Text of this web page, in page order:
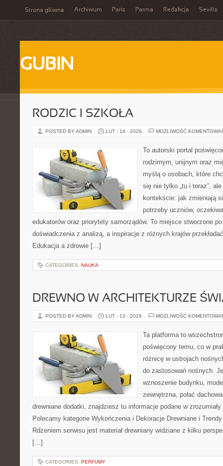
Strona główna Archiwum Paris Parma Redakcja Sevilla
GUBIN
RODZIC I SZKOŁA
POSTED BY ADMIN LUT - 14 - 2026 MOŻLIWOŚĆ
To autorski portal
rodzimym, unijnym oraz
myślą o osobach, które
się nie tylko „tu i teraz”,
kontekście: jak zmieniają
potrzeby uczniów,
edukatorów oraz priorytety samorządów. To miejsce stworzone
doświadczenia z analizą, a inspiracje z różnych krajów
Edukacja a zdrowie […]
CATEGORIES: NAUKA
DREWNO W ARCHITEKTURZE
POSTED BY ADMIN LUT - 13 - 2026 MOŻLIWOŚĆ
Ta platforma to
poświęcony temu, co w
różnicę w ustrojach
do zastosowań nośnych.
wznoszenie budynku,
zewnętrzna, połać
drewniane dodatki, znajdziesz tu informacje podane w
Polecamy kategorie Wykończenia i Dekoracje Drewniane i
Rdzeniem serwisu jest materiał drewniany widziane z kilku
[…]
CATEGORIES: PERFUMY